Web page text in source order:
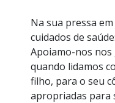
Na sua pressa
cuidados de
Apoiamo-nos nos
quando lidamos
filho, para o seu
apropriadas para